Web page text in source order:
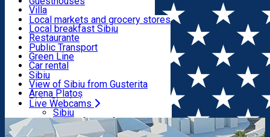
Transport & Parking
Live Webcams
Tourist Info
Tour Guides
Guided tours
Publicații locale
Beauty salons
Loc de joacă indoor
Loc de joacă outdoor
Ski
Ice skating
Yoga
Villa
Hostels
Motel
Camping
Renting rooms
Rooms for rent
Accommodation outside Sibiu
Local markets and grocery stores
Local breakfast Sibiu
Restaurante
Pizza
Fast Food
Coffee
Sweets
Pub, Bar
Night clubs
Bakeries
Public Transport
Green Line
Car rental
Rent a bike
Scooter rentals
Taxi
Ride Sharing
Parking tickets
Parking places
Electric vehicle charging points
Sibiu
View of Sibiu from Gusterita
Arena Platoș
Live Webcams
Sibiu
View of Sibiu from Gusterita
Arena Platoș
Home Shopping Mall Habermann Markt